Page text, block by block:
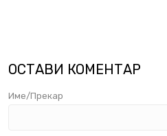
ОСТАВИ КОМЕНТАР
Име/Прекар